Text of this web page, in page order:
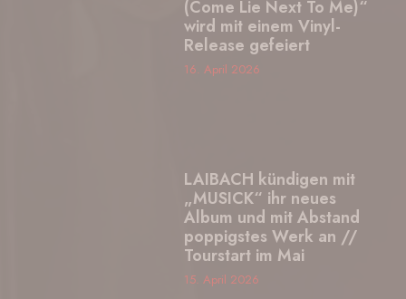
(Come Lie Next To Me)“
wird mit einem Vinyl-
Release gefeiert
16. April 2026
LAIBACH kündigen mit
„MUSICK“ ihr neues
Album und mit Abstand
poppigstes Werk an //
Tourstart im Mai
15. April 2026